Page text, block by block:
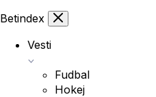
Betindex
Vesti
Fudbal
Hokej